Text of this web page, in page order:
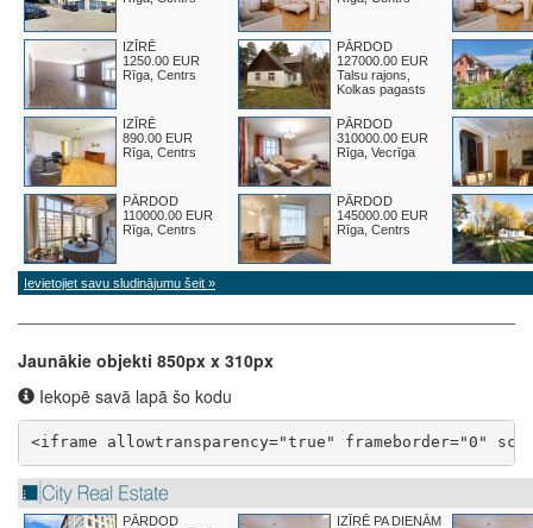
Jaunākie objekti 850px x 310px
Iekopē savā lapā šo kodu
<iframe allowtransparency="true" frameborder="0"